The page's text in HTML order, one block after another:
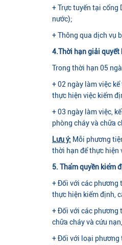
+ Trực tuyến tại cổng
nước);
+ Thông qua dịch vụ
4.Thời hạn giải quyết
Trong thời hạn 05
+ 02 ngày làm việc
thực hiện việc kiểm
+ 03 ngày làm việc,
phòng cháy và chữa
Lưu ý: Mỗi phương
thời hạn để thực hiện
5. Thẩm quyền kiểm
+ Đối với các phương
thực hiện kiểm định,
+ Đối với các phương
chữa cháy và cứu
+ Đối với loại phương